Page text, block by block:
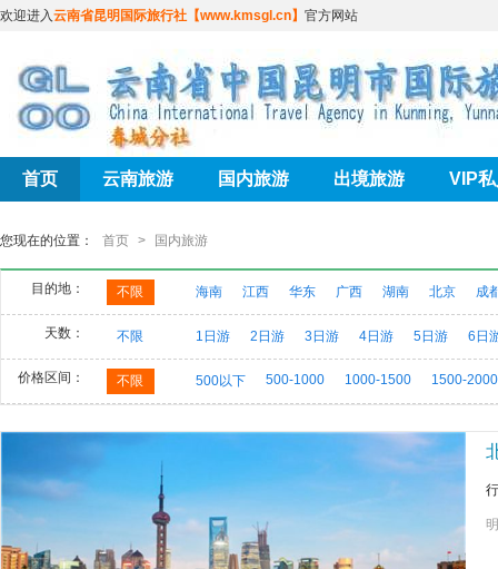
欢迎进入云南省昆明国际旅行社【www.kmsgl.cn】 官方网站
首页 云南旅游 国内旅游 出境旅游 VIP
您现在的位置： 首页 > 国内旅游
目的地： 不限 海南 江西 华东 广西 湖南 北京 成
天数： 不限 1日游 2日游 3日游 4日游 5日游 6日
价格区间： 不限 500以下 500-1000 1000-1500 1500-2000